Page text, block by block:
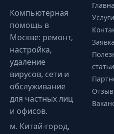
Компьютерная
помощь в
Москве: ремонт,
настройка,
удаление
вирусов, сети и
обслуживание
для частных лиц
и офисов.
м. Китай-город,
Услуги
Заявка
статьи